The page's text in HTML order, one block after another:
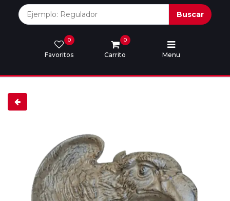
Buscar
Favoritos
0
Carrito
0
Menu
Marcas
Descargar